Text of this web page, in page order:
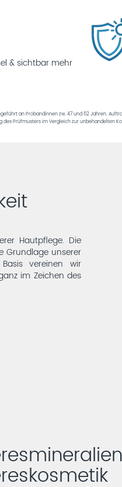
& sichtbar mehr
an Probandinnen zw. 47 und 62 Jahren.
des Prüfmusters im Vergleich zur unbehandelten
Hautpflege. Die
Grundlage unserer
vereinen wir
im Zeichen des